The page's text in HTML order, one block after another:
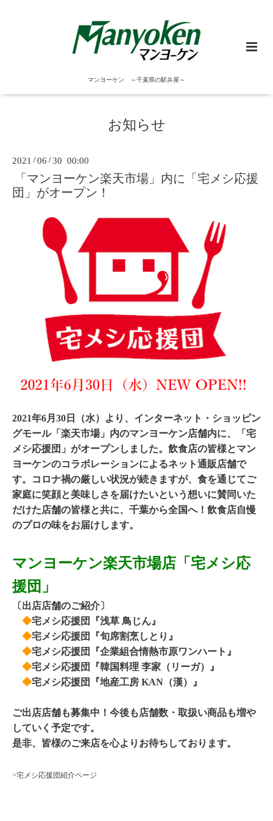
マンヨーケン ～千葉県の駅弁屋～
お知らせ
2021 /06 /30 00:00
「マンヨーケン楽天市場」内に「宅メシ応援
団」がオープン！
2021年6月30日（水）より、インターネット・ショッピン
グモール「楽天市場」内のマンヨーケン店舗内に、「宅
メシ応援団」がオープンしました。 飲食店の皆様とマン
ヨーケンのコラボレーションによるネット通販店舗で
す。コロナ禍の厳しい状況が続きますが、食を通じてご
家庭に笑顔と美味しさを届けたいという想いに賛同いた
だけた店舗の皆様と共に、 千葉から全国へ！飲食店自慢
のプロの味をお届けします。
マンヨーケン楽天市場店「宅メシ応
援団」
〔出店店舗のご紹介〕
◆宅メシ応援団『浅草 鳥じん』
◆宅メシ応援団『旬席割烹しとり』
◆宅メシ応援団『企業組合情熱市原ワンハート』
◆宅メシ応援団『韓国料理 李家（リーガ）』
◆宅メシ応援団『地産工房 KAN（漢）』
ご出店店舗も募集中！今後も店舗数・取扱い商品も増や
していく予定です。
是非、皆様のご来店を心よりお待ちしております。
>宅メシ応援団紹介ページ